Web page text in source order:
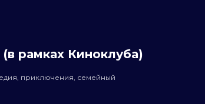
рамках Киноклуба)
приключения, семейный